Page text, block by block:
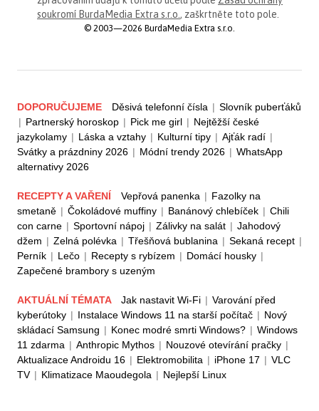
soukromí BurdaMedia Extra s.r.o. , zaškrtněte toto pole.
© 2003—2026 BurdaMedia Extra s.r.o.
DOPORUČUJEME Děsivá telefonní čísla | Slovník puberťáků
| Partnerský horoskop | Pick me girl | Nejtěžší české
jazykolamy | Láska a vztahy | Kulturní tipy | Ajťák radí |
Svátky a prázdniny 2026 | Módní trendy 2026 | WhatsApp
alternativy 2026
RECEPTY A VAŘENÍ Vepřová panenka | Fazolky na
smetaně | Čokoládové muffiny | Banánový chlebíček | Chili
con carne | Sportovní nápoj | Zálivky na salát | Jahodový
džem | Zelná polévka | Třešňová bublanina | Sekaná recept |
Perník | Lečo | Recepty s rybízem | Domácí housky |
Zapečené brambory s uzeným
AKTUÁLNÍ TÉMATA Jak nastavit Wi-Fi | Varování před
kyberútoky | Instalace Windows 11 na starší počítač | Nový
skládací Samsung | Konec modré smrti Windows? | Windows
11 zdarma | Anthropic Mythos | Nouzové otevírání pračky |
Aktualizace Androidu 16 | Elektromobilita | iPhone 17 | VLC
TV | Klimatizace Maoudegola | Nejlepší Linux